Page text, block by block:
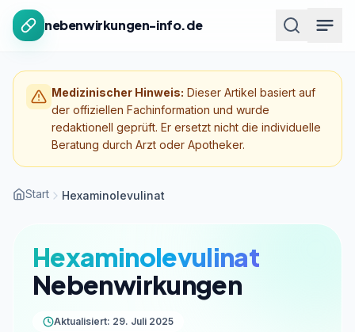
Zum Inhalt springen
nebenwirkungen-info.de
Medizinischer Hinweis: Dieser Artikel basiert auf
der offiziellen Fachinformation und wurde
redaktionell geprüft. Er ersetzt nicht die individuelle
Beratung durch Arzt oder Apotheker.
Start Hexaminolevulinat
Hexaminolevulinat
Nebenwirkungen
Aktualisiert: 29. Juli 2025